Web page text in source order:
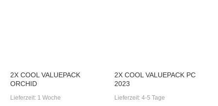
2X COOL VALUEPACK
ORCHID
Lieferzeit: 1 Woche
2X COOL VALUEPACK PC
2023
Lieferzeit: 4-5 Tage